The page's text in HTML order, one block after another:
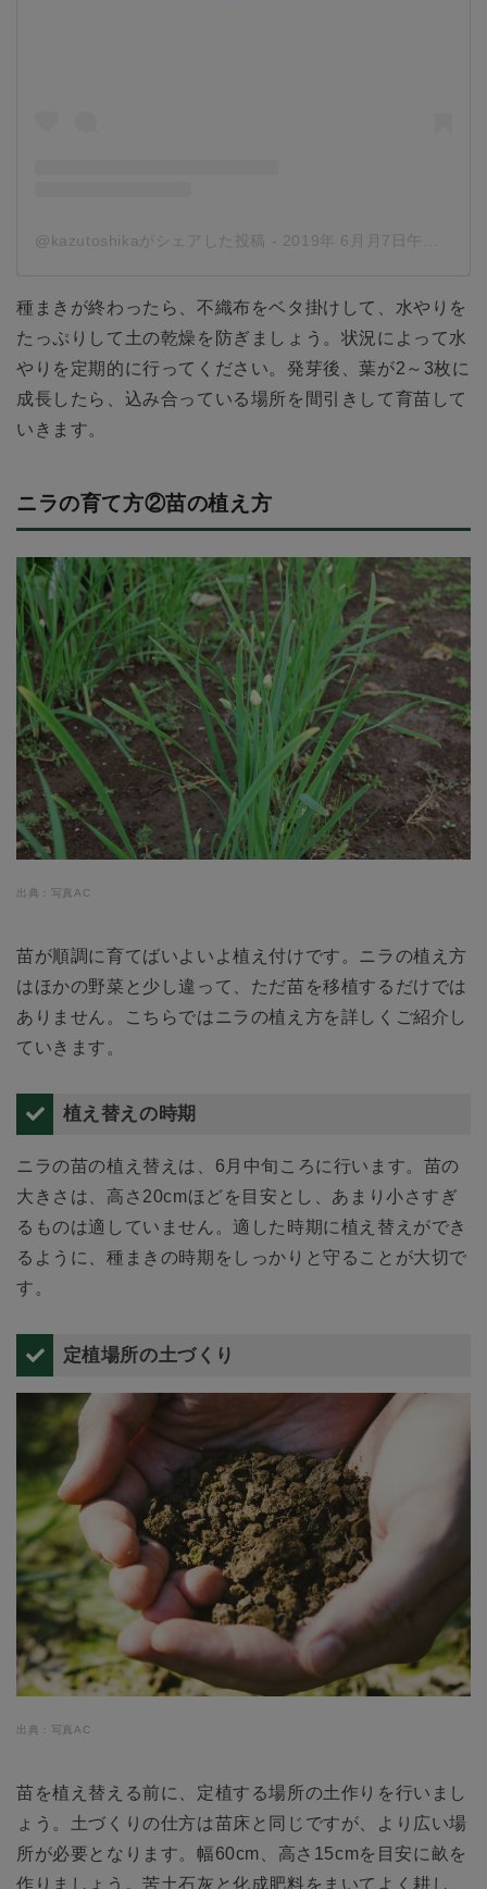
@kazutoshikaがシェアした投稿 - 2019年 6月月7日午前12時47分PDT
種まきが終わったら、不織布をベタ掛けして、水やりを
たっぷりして土の乾燥を防ぎましょう。状況によって水
やりを定期的に行ってください。発芽後、葉が2～3枚に
成長したら、込み合っている場所を間引きして育苗して
いきます。
ニラの育て方②苗の植え方
出典：写真AC
苗が順調に育てばいよいよ植え付けです。ニラの植え方
はほかの野菜と少し違って、ただ苗を移植するだけでは
ありません。こちらではニラの植え方を詳しくご紹介し
ていきます。
植え替えの時期
ニラの苗の植え替えは、6月中旬ころに行います。苗の
大きさは、高さ20cmほどを目安とし、あまり小さすぎ
るものは適していません。適した時期に植え替えができ
るように、種まきの時期をしっかりと守ることが大切で
す。
定植場所の土づくり
出典：写真AC
苗を植え替える前に、定植する場所の土作りを行いまし
ょう。土づくりの仕方は苗床と同じですが、より広い場
所が必要となります。幅60cm、高さ15cmを目安に畝を
作りましょう。苦土石灰と化成肥料をまいてよく耕し、